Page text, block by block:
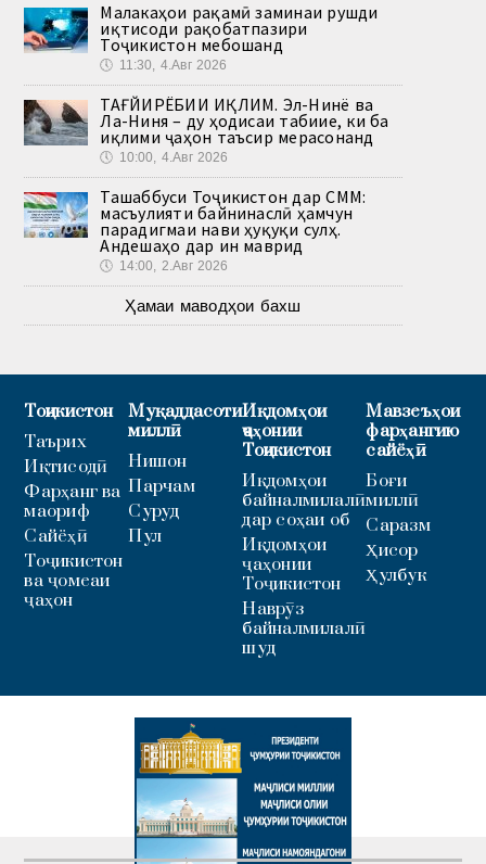
Малакаҳои рақамӣ заминаи рушди
иқтисоди рақобатпазири
Тоҷикистон мебошанд
🕔 11:30, 4.Авг 2026
ТАҒЙИРЁБИИ ИҚЛИМ. Эл-Нинё ва
Ла-Ниня – ду ҳодисаи табиие, ки ба
иқлими ҷаҳон таъсир мерасонанд
🕔 10:00, 4.Авг 2026
Ташаббуси Тоҷикистон дар СММ:
масъулияти байнинаслӣ ҳамчун
парадигмаи нави ҳуқуқи сулҳ.
Андешаҳо дар ин маврид
🕔 14:00, 2.Авг 2026
Ҳамаи маводҳои бахш
Тоҷикистон
Таърих
Иқтисодӣ
Фарҳанг ва
маориф
Сайёҳӣ
Тоҷикистон
ва ҷомеаи
ҷаҳон
Муқаддасоти
миллӣ
Нишон
Парчам
Суруд
Пул
Иқдомҳои
ҷаҳонии
Тоҷикистон
Иқдомҳои
байналмилалӣ
дар соҳаи об
Иқдомҳои
ҷаҳонии
Тоҷикистон
Наврӯз
байналмилалӣ
шуд
Мавзеъҳои
фарҳангию
сайёҳӣ
Боғи
миллӣ
Саразм
Ҳисор
Ҳулбук